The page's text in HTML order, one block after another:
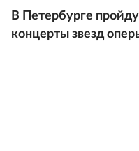
В Петербурге
концерты звезд